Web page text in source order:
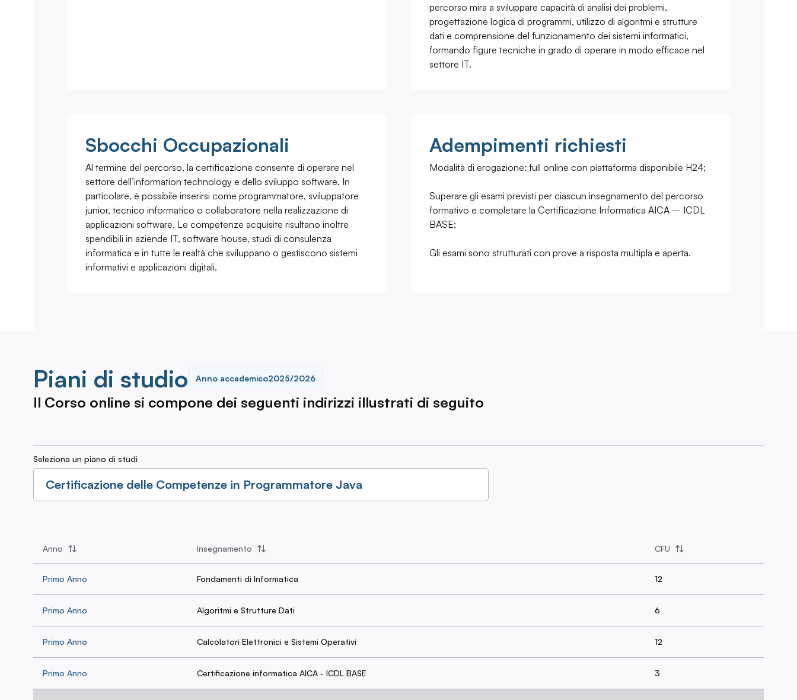
percorso mira a sviluppare capacità di analisi dei problemi,
progettazione logica di programmi, utilizzo di algoritmi e strutture
dati e comprensione del funzionamento dei sistemi informatici,
formando figure tecniche in grado di operare in modo efficace nel
settore IT.
Sbocchi Occupazionali
Al termine del percorso, la certificazione consente di operare nel
settore dell’information technology e dello sviluppo software. In
particolare, è possibile inserirsi come programmatore, sviluppatore
junior, tecnico informatico o collaboratore nella realizzazione di
applicazioni software. Le competenze acquisite risultano inoltre
spendibili in aziende IT, software house, studi di consulenza
informatica e in tutte le realtà che sviluppano o gestiscono sistemi
informativi e applicazioni digitali.
Adempimenti richiesti
Modalità di erogazione: full online con piattaforma disponibile H24;
Superare gli esami previsti per ciascun insegnamento del percorso
formativo e completare la Certificazione Informatica AICA – ICDL
BASE;
Gli esami sono strutturati con prove a risposta multipla e aperta.
Piani di studio Anno accademico2025/2026
Il Corso online si compone dei seguenti indirizzi illustrati di seguito
Seleziona un piano di studi
Certificazione delle Competenze in Programmatore Java
Anno Insegnamento CFU
Primo Anno Fondamenti di Informatica 12
Primo Anno Algoritmi e Strutture Dati 6
Primo Anno Calcolatori Elettronici e Sistemi Operativi 12
Primo Anno Certificazione informatica AICA - ICDL BASE 3